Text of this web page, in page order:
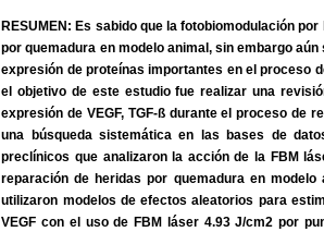
RESUMEN: Es sabido que la fotobiomodulación
por quemadura en modelo animal, sin embargo
expresión de proteínas importantes en el proceso
el objetivo de este estudio fue realizar una
expresión de VEGF, TGF-ß durante el proceso de
una búsqueda sistemática en las bases de
preclínicos que analizaron la acción de la FBM
reparación de heridas por quemadura en
utilizaron modelos de efectos aleatorios para
VEGF con el uso de FBM láser 4.93 J/cm2 por